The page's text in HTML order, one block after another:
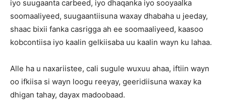
iyo suugaanta carbeed, iyo dhaqanka iyo sooyaalka
soomaaliyeed, suugaantiisuna waxay dhabaha u jeeday,
shaac bixii fanka casrigga ah ee soomaaliyeed, kaasoo
kobcontiisa iyo kaalin gelkiisaba uu kaalin wayn ku lahaa.
Alle ha u naxariistee, cali sugule wuxuu ahaa, iftiin wayn
oo ifkiisa si wayn loogu reeyay, geeridiisuna waxay ka
dhigan tahay, dayax madoobaad.